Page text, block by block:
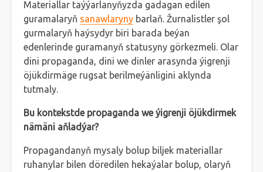
Materiallar taýýarlanyňyzda gadagan edilen
guramalaryň sanawlaryny barlaň. Žurnalistler şol
gurmalaryň haýsydyr biri barada beýan
edenlerinde guramanyň statusyny görkezmeli. Olar
dini propaganda, dini we dinler arasynda ýigrenji
öjükdirmäge rugsat berilmeýänligini aklynda
tutmaly.
Bu kontekstde propaganda we ýigrenji öjükdirmek
nämäni aňladýar?
Propagandanyň mysaly bolup biljek materiallar
ruhanylar bilen döredilen hekaýalar bolup, olaryň